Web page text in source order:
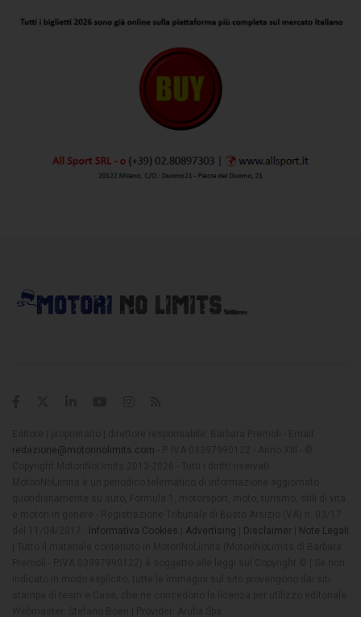
redazione@motorinolimits.com
Informativa Cookies Advertising Disclaimer
Note Legali